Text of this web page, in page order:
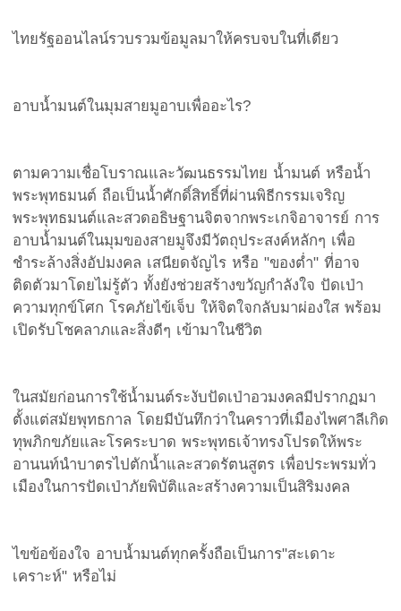
ไทยรัฐออนไลน์รวบรวมข้อมูลมาให้ครบจบในที่เดียว
อาบน้ำมนต์ในมุมสายมูอาบเพื่ออะไร?
ตามความเชื่อโบราณและวัฒนธรรมไทย น้ำมนต์ หรือน้ำ
พระพุทธมนต์ ถือเป็นน้ำศักดิ์สิทธิ์ที่ผ่านพิธีกรรมเจริญ
พระพุทธมนต์และสวดอธิษฐานจิตจากพระเกจิอาจารย์ การ
อาบน้ำมนต์ในมุมของสายมูจึงมีวัตถุประสงค์หลักๆ เพื่อ
ชำระล้างสิ่งอัปมงคล เสนียดจัญไร หรือ "ของต่ำ" ที่อาจ
ติดตัวมาโดยไม่รู้ตัว ทั้งยังช่วยสร้างขวัญกำลังใจ ปัดเป่า
ความทุกข์โศก โรคภัยไข้เจ็บ ให้จิตใจกลับมาผ่องใส พร้อม
เปิดรับโชคลาภและสิ่งดีๆ เข้ามาในชีวิต
ในสมัยก่อนการใช้น้ำมนต์ระงับปัดเป่าอวมงคลมีปรากฏมา
ตั้งแต่สมัยพุทธกาล โดยมีบันทึกว่าในคราวที่เมืองไพศาลีเกิด
ทุพภิกขภัยและโรคระบาด พระพุทธเจ้าทรงโปรดให้พระ
อานนท์นำบาตรไปตักน้ำและสวดรัตนสูตร เพื่อประพรมทั่ว
เมืองในการปัดเป่าภัยพิบัติและสร้างความเป็นสิริมงคล
ไขข้อข้องใจ อาบน้ำมนต์ทุกครั้งถือเป็นการ"สะเดาะ
เคราะห์" หรือไม่